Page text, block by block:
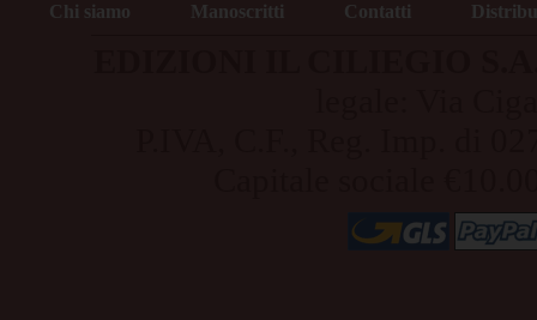
Chi siamo Manoscritti Contatti